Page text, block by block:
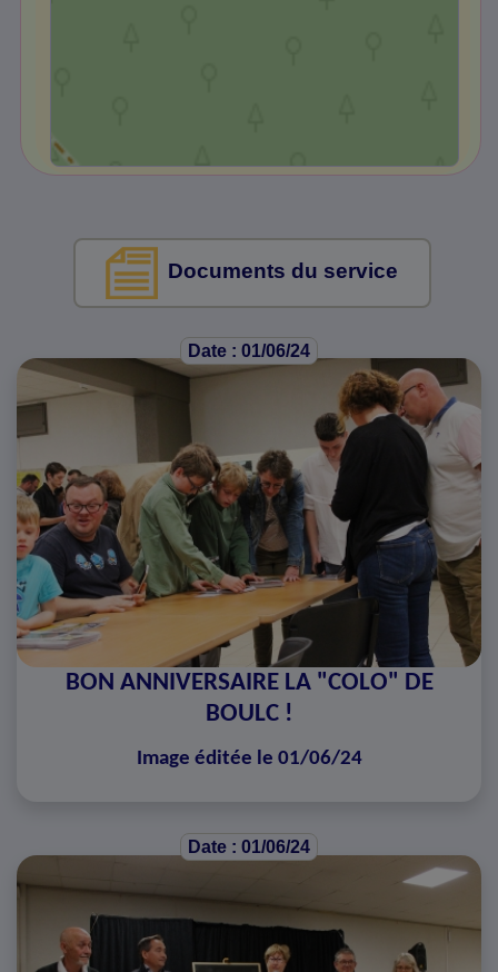
Documents du service
Date : 01/06/24
BON ANNIVERSAIRE LA "COLO" DE
BOULC !
Image éditée le 01/06/24
Date : 01/06/24